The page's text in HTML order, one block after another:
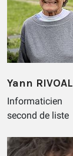
Yann RIVOAL
Informaticien
second de liste